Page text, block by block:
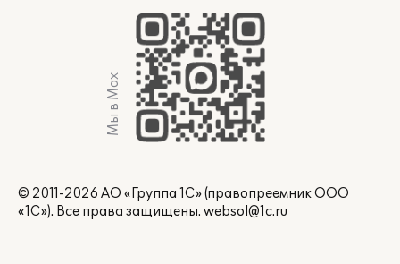
Мы в Max
© 2011-2026 АО «Группа 1С» (правопреемник ООО
«1С»). Все права защищены. websol@1c.ru